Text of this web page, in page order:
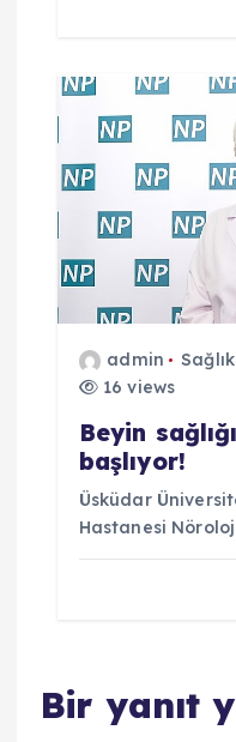
admin Sağlık
16 views
Beyin
başlıyor!
Üsküdar
Hastanesi
Bir yanıt